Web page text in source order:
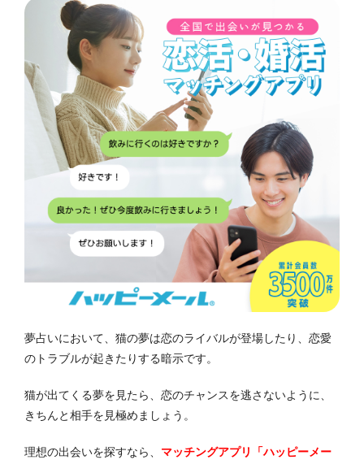
夢占いにおいて、猫の夢は恋のライバルが登場したり、恋愛
のトラブルが起きたりする暗示です。
猫が出てくる夢を見たら、恋のチャンスを逃さないように、
きちんと相手を見極めましょう。
理想の出会いを探すなら、 マッチングアプリ「ハッピーメー